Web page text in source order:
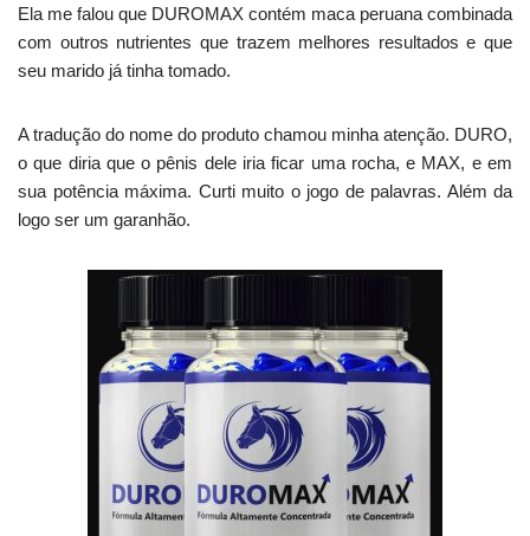
Ela me falou que DUROMAX contém maca peruana combinada
com outros nutrientes que trazem melhores resultados e que
seu marido já tinha tomado.
A tradução do nome do produto chamou minha atenção. DURO,
o que diria que o pênis dele iria ficar uma rocha, e MAX, e em
sua potência máxima. Curti muito o jogo de palavras. Além da
logo ser um garanhão.